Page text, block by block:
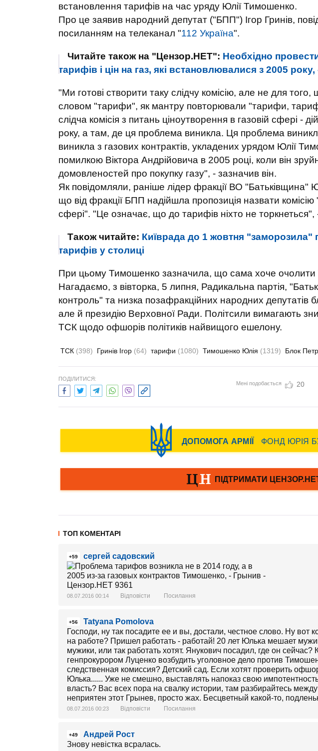
встановлення тарифів на час уряду Юлії Тимошенко.
Про це заявив народний депутат ("БПП") Ігор Гринів,
посиланням на телеканал "112 Україна".
Читайте також на "Цензор.НЕТ": Необхідно
тарифів і цін на газ, які встановлювалися з 2005
"Ми готові створити таку слідчу комісію, але не для
словом "тарифи", як мантру повторювали "тарифи,
слідча комісія з питань ціноутворення в газовій сфері -
року, а там, де ця проблема виникла. Ця проблема
виникла з газових контрактів, укладених урядом Юлії
помилкою Віктора Андрійовича в 2005 році, коли він
домовленостей про покупку газу", - зазначив він.
Як повідомляли, раніше лідер фракції ВО "Батьківщина"
що від фракції БПП надійшла пропозиція назвати
сфері". "Це означає, що до тарифів ніхто не торкнеться",
Також читайте: Київрада до 1 жовтня "заморозила"
тарифів у столиці
При цьому Тимошенко зазначила, що сама хоче
Нагадаємо, з вівторка, 5 липня, Радикальна партія,
контроль" та низка позафракційних народних депутатів
але й президію Верховної Ради. Політсили вимагають
ТСК щодо офшорів політиків найвищого ешелону.
ТСК (398) Гринів Ігор (64) тарифи (1080) Тимошенко Юлія (1319) Блок
ПОДІЛИТИСЯ:
Мені подобається 20
ТОП КОМЕНТАРІ
+59 сергей садовский
08.07.2016 00:14 Відповісти Посилання
+56
Tatyana Pomolova
Господи, ну так посадите ее и вы, достали, честное слово. Ну вот
на работе? Пришел работать - работай! 20 лет Юлька мешает
мужики, или так работать хотят. Янукович посадил, где он
генпрокурором Луценко возбудить уголовное дело против
следственная комиссия? Детский сад. Если хотят проверить
Юлька...... Уже не смешно, выставлять напоказ свою
власть? Вас всех пора на свалку истории, там разбирайтесь
неприятен этот Грынев, просто жах. Бесцветный какой-то,
08.07.2016 00:23 Відповісти Посилання
+49
Андрей Рост
Знову невістка всралась.